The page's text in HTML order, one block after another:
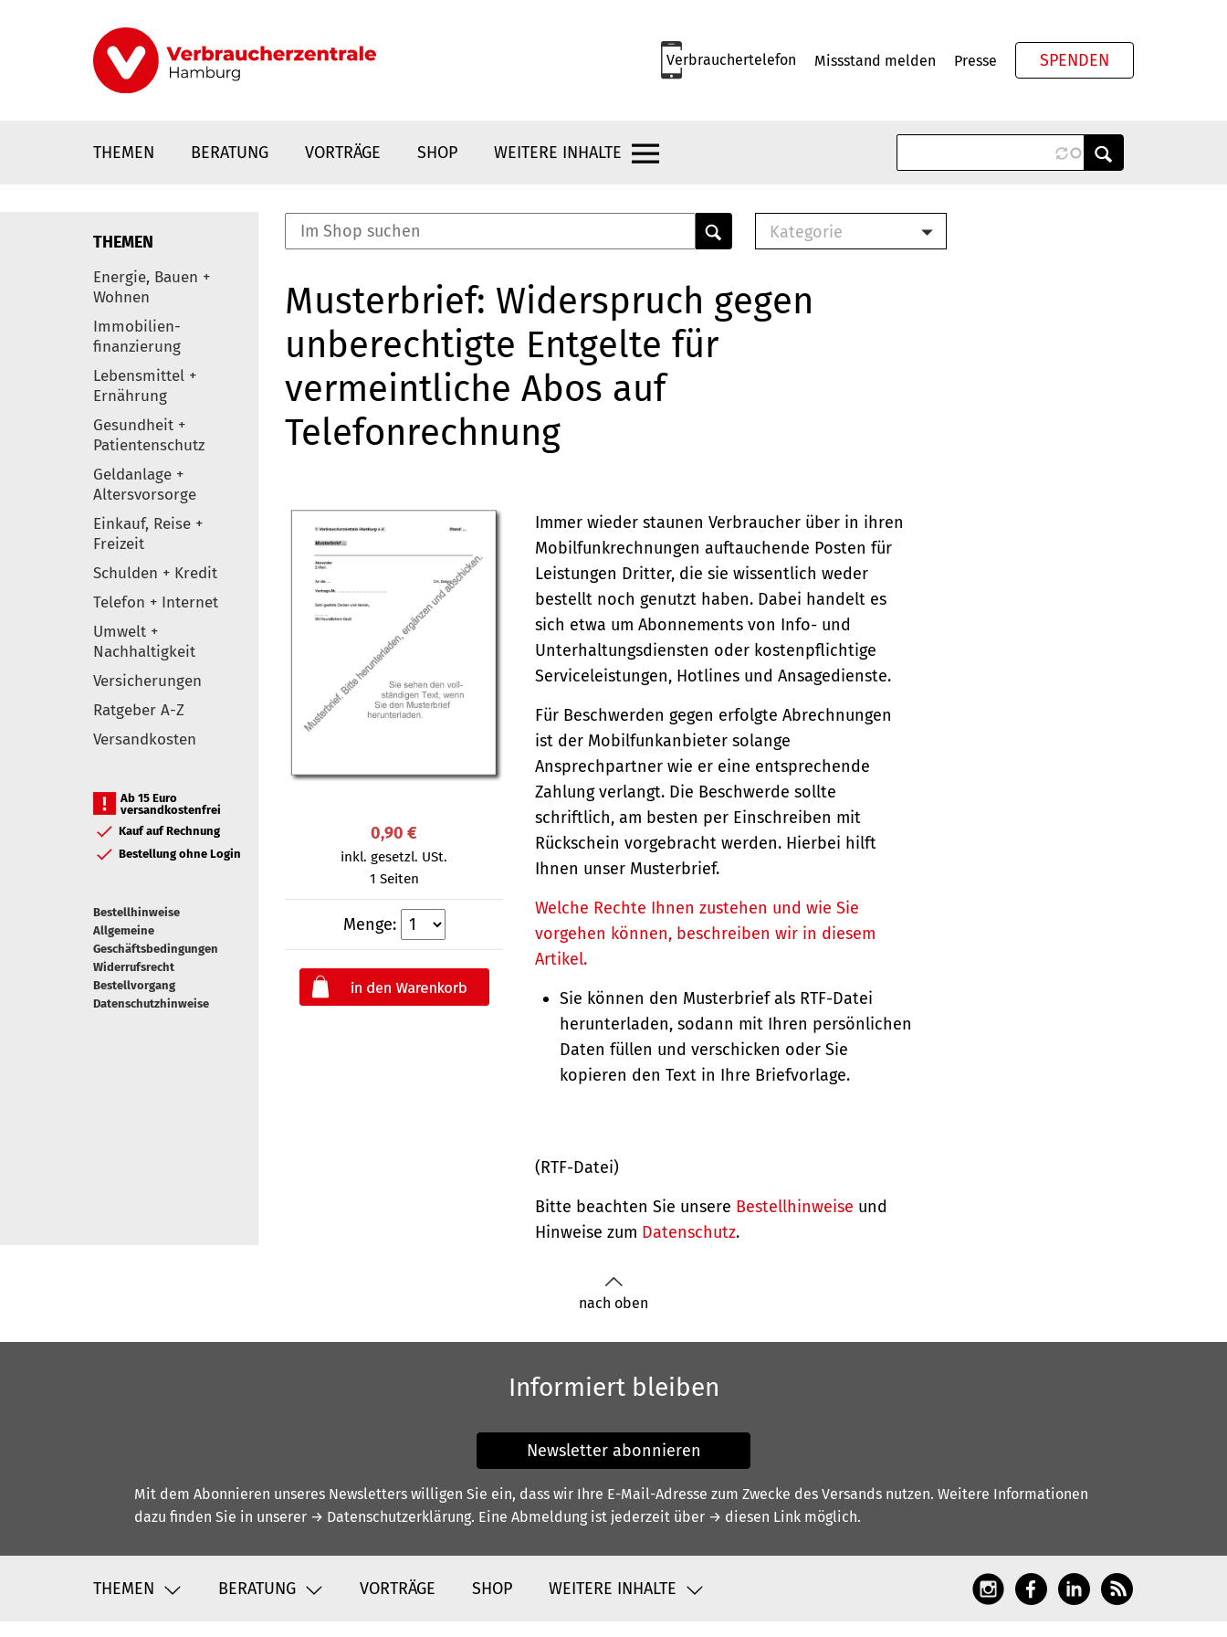
Verbrauchertelefon Missstand melden Presse SPENDEN
THEMEN BERATUNG VORTRÄGE SHOP WEITERE INHALTE
Elemente
THEMEN
Energie, Bauen +
Wohnen
Immobilien-
finanzierung
Lebensmittel +
Ernährung
Gesundheit +
Patientenschutz
Geldanlage +
Altersvorsorge
Einkauf, Reise +
Freizeit
Schulden + Kredit
Telefon + Internet
Umwelt +
Nachhaltigkeit
Versicherungen
Ratgeber A-Z
Versandkosten
Ab 15 Euro
versandkostenfrei
Kauf auf Rechnung
Bestellung ohne Login
Bestellhinweise
Allgemeine
Geschäftsbedingungen
Widerrufsrecht
Bestellvorgang
Datenschutzhinweise
Kategorie
E-Broschüre (PDF)
Musterbrief: Widerspruch gegen
unberechtigte Entgelte für
vermeintliche Abos auf
Telefonrechnung
0,90 €
inkl. gesetzl. USt.
1 Seiten
Menge:
Immer wieder staunen Verbraucher über in ihren
Mobilfunkrechnungen auftauchende Posten für
Leistungen Dritter, die sie wissentlich weder
bestellt noch genutzt haben. Dabei handelt es
sich etwa um Abonnements von Info- und
Unterhaltungsdiensten oder kostenpflichtige
Serviceleistungen, Hotlines und Ansagedienste.
Für Beschwerden gegen erfolgte Abrechnungen
ist der Mobilfunkanbieter solange
Ansprechpartner wie er eine entsprechende
Zahlung verlangt. Die Beschwerde sollte
schriftlich, am besten per Einschreiben mit
Rückschein vorgebracht werden. Hierbei hilft
Ihnen unser Musterbrief.
Welche Rechte Ihnen zustehen und wie Sie
vorgehen können, beschreiben wir in diesem
Artikel.
Sie können den Musterbrief als RTF-Datei
herunterladen, sodann mit Ihren persönlichen
Daten füllen und verschicken oder Sie
kopieren den Text in Ihre Briefvorlage.
(RTF-Datei)
Bitte beachten Sie unsere Bestellhinweise und
Hinweise zum Datenschutz.
nach oben
Informiert bleiben
Newsletter abonnieren
Mit dem Abonnieren unseres Newsletters willigen Sie ein, dass wir Ihre E-Mail-Adresse zum Zwecke des Versands nutzen. Weitere Informationen
dazu finden Sie in unserer → Datenschutzerklärung. Eine Abmeldung ist jederzeit über → diesen Link möglich.
THEMEN BERATUNG VORTRÄGE SHOP WEITERE INHALTE